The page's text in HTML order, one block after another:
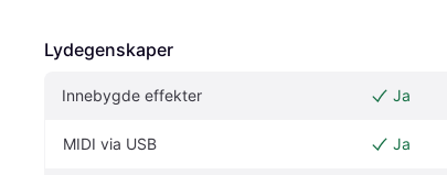
Lydegenskaper
Innebygde effekter Ja
MIDI via USB Ja